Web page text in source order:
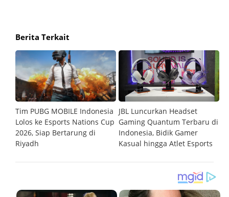
Berita Terkait
Tim PUBG MOBILE Indonesia
Lolos ke Esports Nations Cup
2026, Siap Bertarung di
Riyadh
JBL Luncurkan Headset
Gaming Quantum Terbaru di
Indonesia, Bidik Gamer
Kasual hingga Atlet Esports